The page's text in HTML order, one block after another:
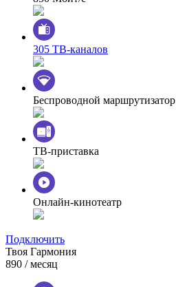
305 ТВ-каналов
Беспроводной маршрутизатор
ТВ-приставка
Онлайн-кинотеатр
Подключить
Твоя Гармония
890 / месяц